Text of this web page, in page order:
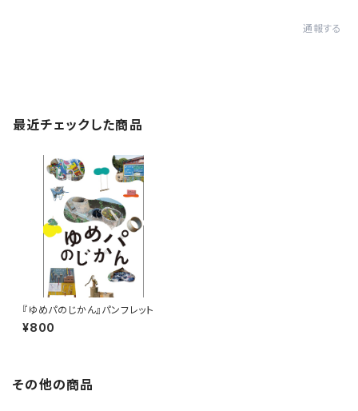
通報する
最近チェックした商品
『ゆめパのじかん』パンフレット
¥800
その他の商品